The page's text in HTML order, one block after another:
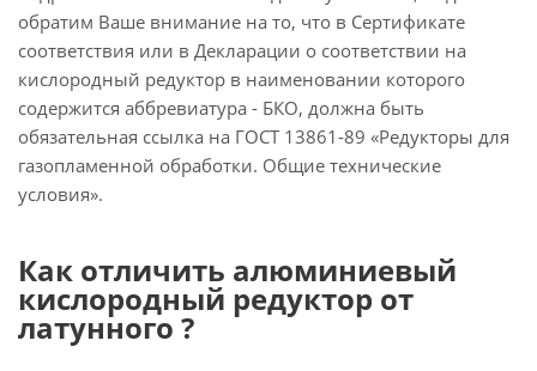
обратим Ваше внимание на то, что в Сертификате
соответствия или в Декларации о соответствии на
кислородный редуктор в наименовании которого
содержится аббревиатура - БКО, должна быть
обязательная ссылка на ГОСТ 13861-89 «Редукторы для
газопламенной обработки. Общие технические
условия».
Как отличить алюминиевый
кислородный редуктор от
латунного ?